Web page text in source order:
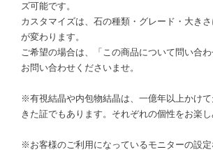
ズ可能です。
カスタマイズは、石の種類・グレード・大き
が変わります。
ご希望の場合は、「この商品について問い合
お問い合わせくださいませ。
※有視結晶や内包物結晶は、一億年以上かけ
きた証でもあります。それぞれの個性をお楽し
※お客様のご利用になっているモニターの設